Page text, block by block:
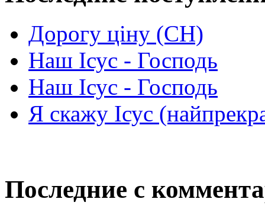
Дорогу ціну (СН)
Наш Ісус - Господь
Наш Ісус - Господь
Я скажу Ісус
Последние с